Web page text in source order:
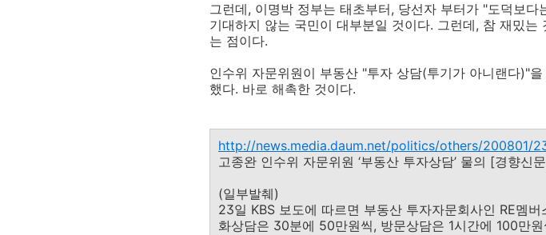
그런데, 이명박 정부는 태초부터, 당선자 부터가 "도덕보
기대하지 않는 국민이 대부분일 것이다. 그런데, 참 재밌
는 점이다.
인수위 자문위원이 부동산 "투자 상담(투기가 아니랜다)"
했다. 바로 해촉한 것이다.
http://news.media.daum.net/politics/others/200801/
고종완 인수위 자문위원 ‘부동산 투자상담’ 물의 [경향신
(일부발췌)
23일 KBS 보도에 따르면 부동산 투자자문회사인 RE멤
화상담은 30분에 50만원씩, 방문상담은 1시간에 100만